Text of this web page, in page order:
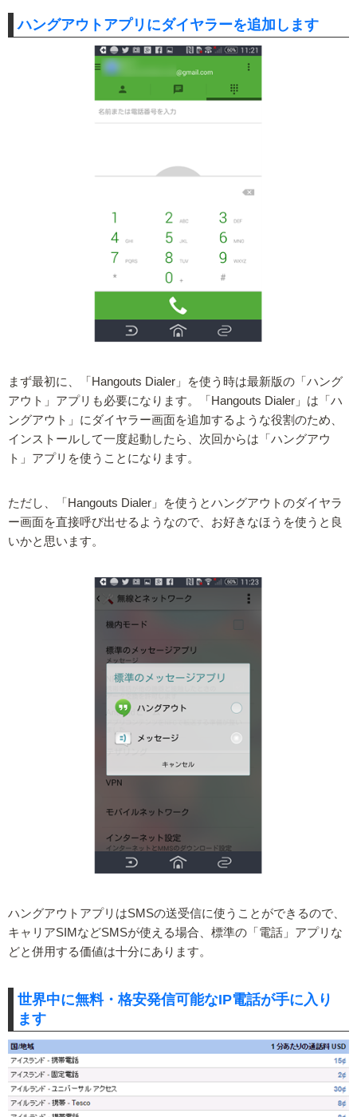
ハングアウトアプリにダイヤラーを追加します
まず最初に、「Hangouts Dialer」を使う時は最新版の「ハング
アウト」アプリも必要になります。「Hangouts Dialer」は「ハ
ングアウト」にダイヤラー画面を追加するような役割のため、
インストールして一度起動したら、次回からは「ハングアウ
ト」アプリを使うことになります。
ただし、「Hangouts Dialer」を使うとハングアウトのダイヤラ
ー画面を直接呼び出せるようなので、お好きなほうを使うと良
いかと思います。
ハングアウトアプリはSMSの送受信に使うことができるので、
キャリアSIMなどSMSが使える場合、標準の「電話」アプリな
どと併用する価値は十分にあります。
世界中に無料・格安発信可能なIP電話が手に入り
ます